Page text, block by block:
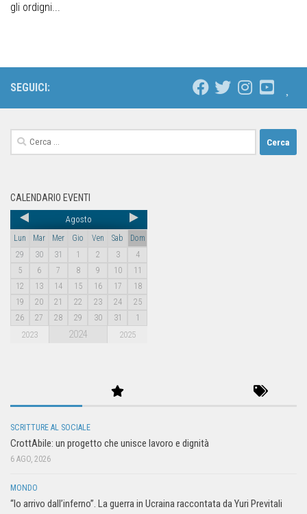
gli ordigni...
SEGUICI:
CALENDARIO EVENTI
Agosto
Lun Mar Mer Gio Ven Sab
Dom
29
30 31 1 2 3
4
5
6 7 8 9 10
11
12
13 14 15 16 17
18
19
20 21 22 23 24
25
26
27 28 29 30 31 1
2023 2024 2025
SCRITTURE AL SOCIALE
CrottAbile: un progetto che unisce lavoro e dignità
6 AGO, 2026
MONDO
“Io arrivo dall’inferno”. La guerra in Ucraina raccontata da Yuri Previtali